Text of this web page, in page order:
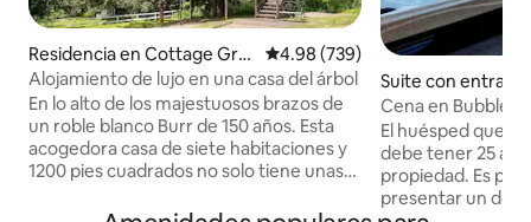
Residencia en Cottage Gro
ve
Calificación promedio: 4.98 de
4.98 (739)
Alojamiento de lujo en una casa del árbol
En lo alto de los majestuosos brazos de
un roble blanco Burr de 150 años. Esta
acogedora casa de siete habitaciones y
1200 pies cuadrados no solo tiene unas
tiene encantadoras y deliciosas
Suite con
iente en Eden
Cena en Bubbles
Chanhassen y
El huésped que
debe tener 25
propiedad. Es
presentar un